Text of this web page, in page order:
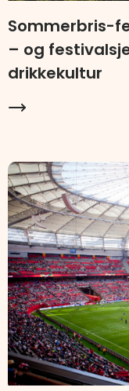
Sommerbris-
– og
drikkekultur